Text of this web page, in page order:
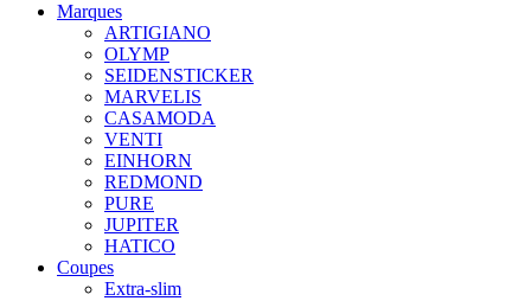
Marques
ARTIGIANO
OLYMP
SEIDENSTICKER
MARVELIS
CASAMODA
VENTI
EINHORN
REDMOND
PURE
JUPITER
HATICO
Coupes
Extra-slim